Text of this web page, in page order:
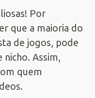
Por
que a maioria do
de jogos, pode
nicho. Assim,
quem